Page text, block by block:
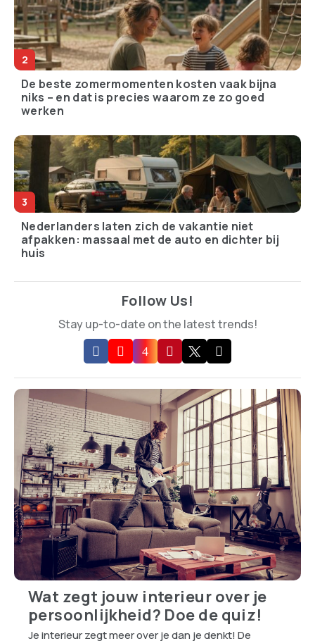
De beste zomermomenten kosten vaak bijna
niks – en dat is precies waarom ze zo goed
werken
Nederlanders laten zich de vakantie niet
afpakken: massaal met de auto en dichter bij
huis
Follow Us!
Stay up-to-date on the latest trends!
Wat zegt jouw interieur over je
persoonlijkheid? Doe de quiz!
Je interieur zegt meer over je dan je denkt! De